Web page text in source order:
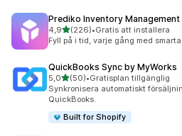
Prediko Inventory Management
4,9av 5 stjärnor
(226)
226 recensioner totalt
•Gratis att installera
Fyll på i tid, varje gång med
QuickBooks Sync by MyWorks
5,0av 5 stjärnor
(50)
50 recensioner totalt
•Gratisplan tillgänglig
Synkronisera automatiskt
QuickBooks.
Built for Shopify